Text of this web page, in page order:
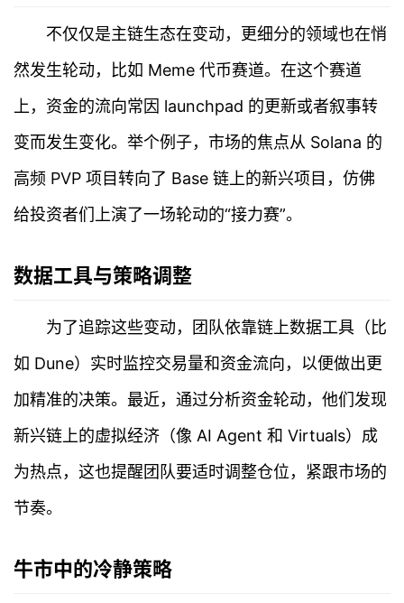
不仅仅是主链生态在变动，更细分的领域也在悄
然发生轮动，比如 Meme 代币赛道。在这个赛道
上，资金的流向常因 launchpad 的更新或者叙事转
变而发生变化。举个例子，市场的焦点从 Solana 的
高频 PVP 项目转向了 Base 链上的新兴项目，仿佛
给投资者们上演了一场轮动的“接力赛”。
数据工具与策略调整
为了追踪这些变动，团队依靠链上数据工具（比
如 Dune）实时监控交易量和资金流向，以便做出更
加精准的决策。最近，通过分析资金轮动，他们发现
新兴链上的虚拟经济（像 AI Agent 和 Virtuals）成
为热点，这也提醒团队要适时调整仓位，紧跟市场的
节奏。
牛市中的冷静策略